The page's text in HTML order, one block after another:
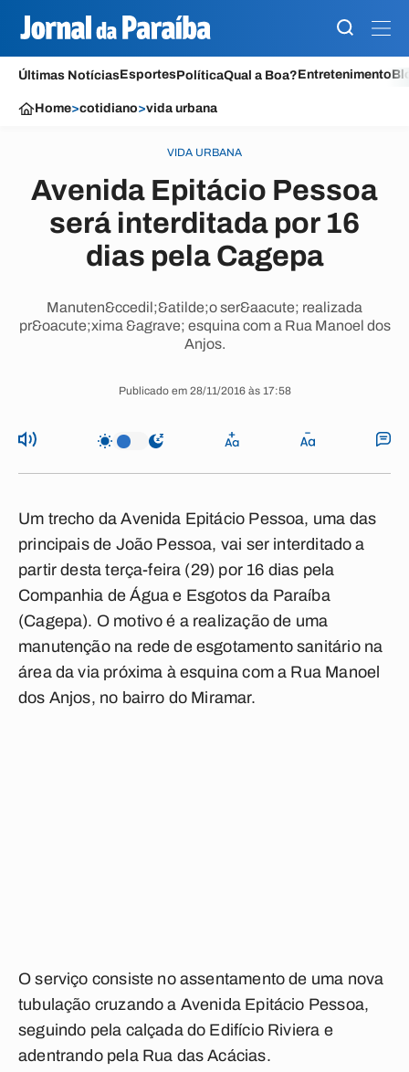
Últimas NotíciasEsportesPolíticaQual a Boa?Entretenimento
Home>cotidiano>vida urbana
VIDA URBANA
Avenida Epitácio Pessoa
será interditada por 16
dias pela Cagepa
Manuten&ccedil;&atilde;o ser&aacute; realizada
pr&oacute;xima &agrave; esquina com a Rua Manoel dos
Anjos.
Publicado em 28/11/2016 às 17:58
Um trecho da Avenida Epitácio Pessoa, uma das
principais de João Pessoa, vai ser interditado a
partir desta terça-feira (29) por 16 dias pela
Companhia de Água e Esgotos da Paraíba
(Cagepa). O motivo é a realização de uma
manutenção na rede de esgotamento sanitário na
área da via próxima à esquina com a Rua Manoel
dos Anjos, no bairro do Miramar.
O serviço consiste no assentamento de uma nova
tubulação cruzando a Avenida Epitácio Pessoa,
seguindo pela calçada do Edifício Riviera e
adentrando pela Rua das Acácias.